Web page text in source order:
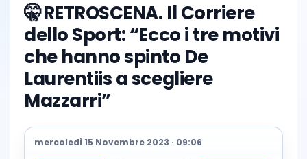
🤫RETROSCENA. Il Corriere
dello Sport: “Ecco i tre motivi
che hanno spinto De
Laurentiis a scegliere
Mazzarri”
mercoledì 15 Novembre 2023 · 09:06